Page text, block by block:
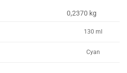
0,2370 kg
130 ml
Cyan